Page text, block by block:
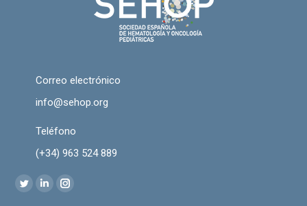
Correo electrónico
info@sehop.org
Teléfono
(+34) 963 524 889
Encuéntranos en:
TwitterLinkedinInstagram